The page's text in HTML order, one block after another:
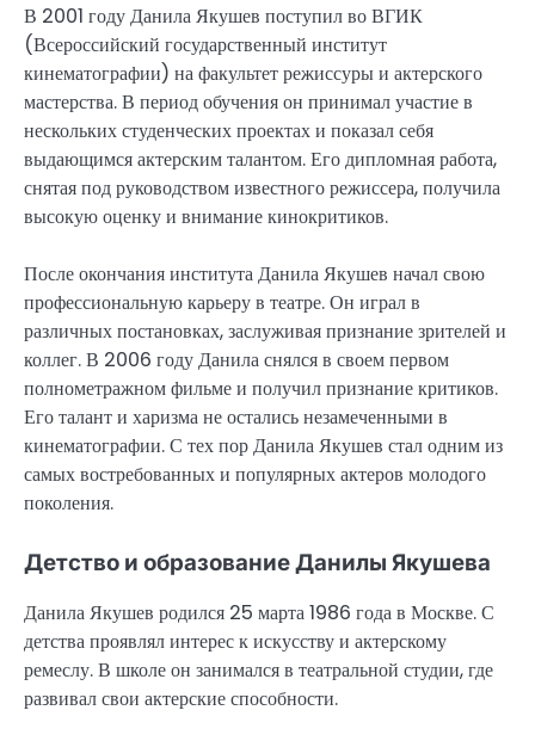
В 2001 году Данила Якушев поступил во ВГИК
(Всероссийский государственный институт
кинематографии) на факультет режиссуры и актерского
мастерства. В период обучения он принимал участие в
нескольких студенческих проектах и показал себя
выдающимся актерским талантом. Его дипломная работа,
снятая под руководством известного режиссера, получила
высокую оценку и внимание кинокритиков.
После окончания института Данила Якушев начал свою
профессиональную карьеру в театре. Он играл в
различных постановках, заслуживая признание зрителей и
коллег. В 2006 году Данила снялся в своем первом
полнометражном фильме и получил признание критиков.
Его талант и харизма не остались незамеченными в
кинематографии. С тех пор Данила Якушев стал одним из
самых востребованных и популярных актеров молодого
поколения.
Детство и образование Данилы Якушева
Данила Якушев родился 25 марта 1986 года в Москве. С
детства проявлял интерес к искусству и актерскому
ремеслу. В школе он занимался в театральной студии, где
развивал свои актерские способности.